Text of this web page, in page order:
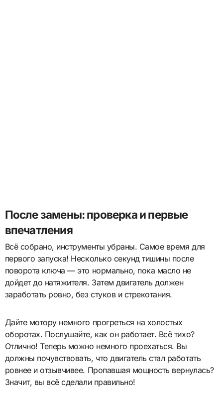
После замены: проверка и первые
впечатления
Всё собрано, инструменты убраны. Самое время для
первого запуска! Несколько секунд тишины после
поворота ключа — это нормально, пока масло не
дойдет до натяжителя. Затем двигатель должен
заработать ровно, без стуков и стрекотания.
Дайте мотору немного прогреться на холостых
оборотах. Послушайте, как он работает. Всё тихо?
Отлично! Теперь можно немного проехаться. Вы
должны почувствовать, что двигатель стал работать
ровнее и отзывчивее. Пропавшая мощность вернулась?
Значит, вы всё сделали правильно!